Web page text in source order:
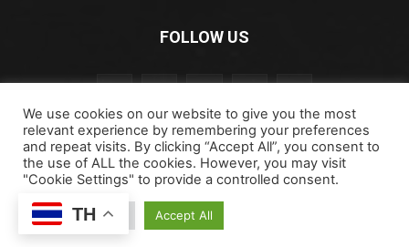
FOLLOW US
ลิขสิทธิ์ © ลิขสิทธิ์ 2024 investorhub.click สงวนลิขสิทธิ์
ข้อตกลงและเงื่อนไข ข้อสงวนสิทธิ์
นโยบายความเป็นส่วนตัว
เกี่ยวกับเรา
We use cookies on our website to give you the most
relevant experience by remembering your preferences
and repeat visits. By clicking “Accept All”, you consent to
the use of ALL the cookies. However, you may visit
"Cookie Settings" to provide a controlled consent.
Cookie Settings Accept All
TH